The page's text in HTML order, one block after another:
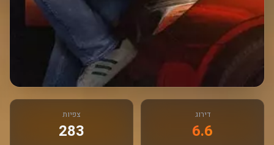
דירוג
6.6
צפיות
283